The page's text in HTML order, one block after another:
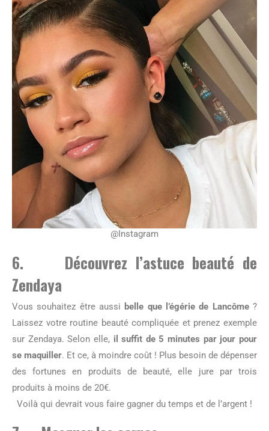
@Instagram
6. Découvrez l’astuce beauté de
Zendaya
Vous souhaitez être aussi belle que l’égérie de Lancôme?
Laissez votre routine beauté compliquée et prenez exemple
sur Zendaya. Selon elle, il suffit de 5 minutes par jour pour
se maquiller. Et ce, à moindre coût ! Plus besoin de dépenser
des fortunes en produits de beauté, elle jure par trois
produits à moins de 20€.
Voilà qui devrait vous faire gagner du temps et de l’argent !